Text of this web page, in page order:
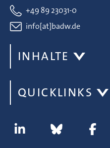
+49 89 23031-0
info[at]badw.de
INHALTE
QUICKLINKS